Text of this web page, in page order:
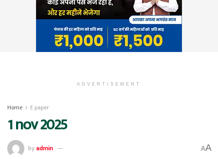
ADVERTISEMENT
Home E paper
1 nov 2025
byadmin AA